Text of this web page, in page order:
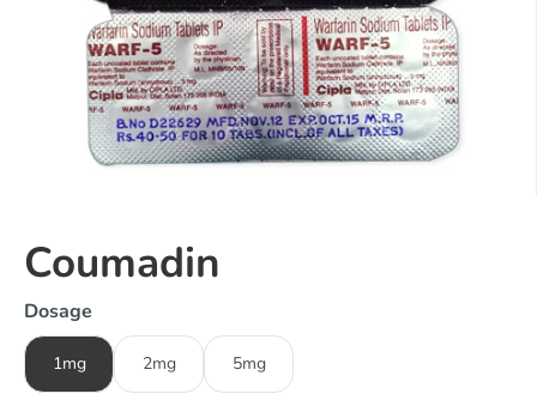
Coumadin
Dosage
1mg 2mg 5mg